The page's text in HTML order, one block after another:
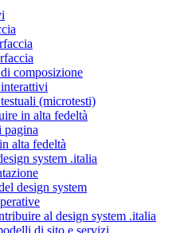
composizione
(microtesti)
in alta fedeltà
pagina
alta fedeltà
system .italia
design system
al design system .italia
di sito e servizi